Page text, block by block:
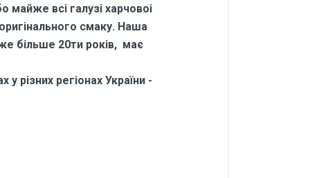
майже всі галузі харчовоі
смаку. Наша
більше 20ти років, має
різних регіонах України -